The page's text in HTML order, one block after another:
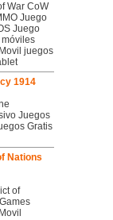
War CoW
Juego
Juego
juegos
1914
Juegos
Gratis
Nations
of